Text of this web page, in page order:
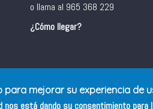
o llama al 965 368 229
¿Cómo llegar?
para mejorar su experiencia de
nos está dando su consentimiento